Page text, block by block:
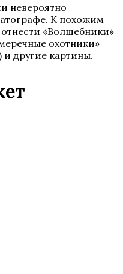
невероятно
К похожим
«Волшебники»
охотники»
и другие картины.